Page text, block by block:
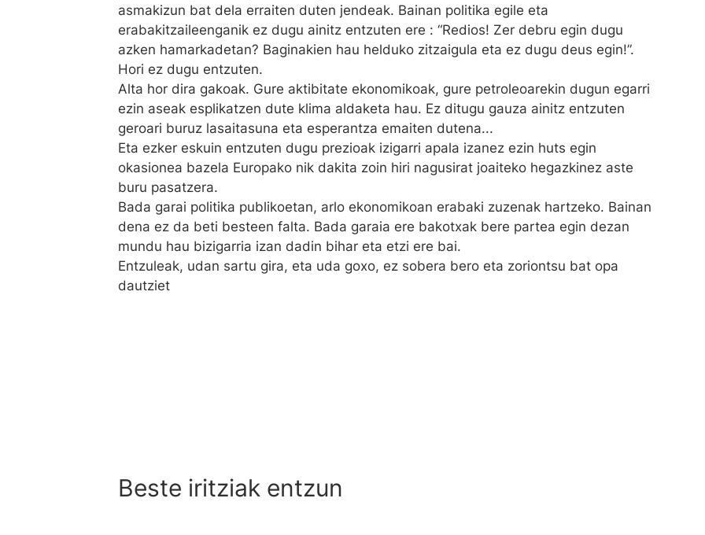
asmakizun bat dela erraiten duten jendeak. Bainan politika egile eta
erabakitzaileenganik ez dugu ainitz entzuten ere : “Redios! Zer debru egin dugu
azken hamarkadetan? Baginakien hau helduko zitzaigula eta ez dugu deus egin!”.
Hori ez dugu entzuten.
Alta hor dira gakoak. Gure aktibitate ekonomikoak, gure petroleoarekin dugun egarri
ezin aseak esplikatzen dute klima aldaketa hau. Ez ditugu gauza ainitz entzuten
geroari buruz lasaitasuna eta esperantza emaiten dutena...
Eta ezker eskuin entzuten dugu prezioak izigarri apala izanez ezin huts egin
okasionea bazela Europako nik dakita zoin hiri nagusirat joaiteko hegazkinez aste
buru pasatzera.
Bada garai politika publikoetan, arlo ekonomikoan erabaki zuzenak hartzeko. Bainan
dena ez da beti besteen falta. Bada garaia ere bakotxak bere partea egin dezan
mundu hau bizigarria izan dadin bihar eta etzi ere bai.
Entzuleak, udan sartu gira, eta uda goxo, ez sobera bero eta zoriontsu bat opa
dautziet
Beste iritziak entzun